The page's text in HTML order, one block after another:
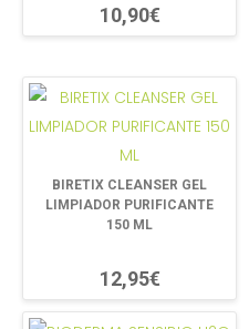
10,90€
BIRETIX CLEANSER GEL
LIMPIADOR PURIFICANTE
150 ML
12,95€